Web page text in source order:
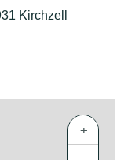
Kirchzell
+